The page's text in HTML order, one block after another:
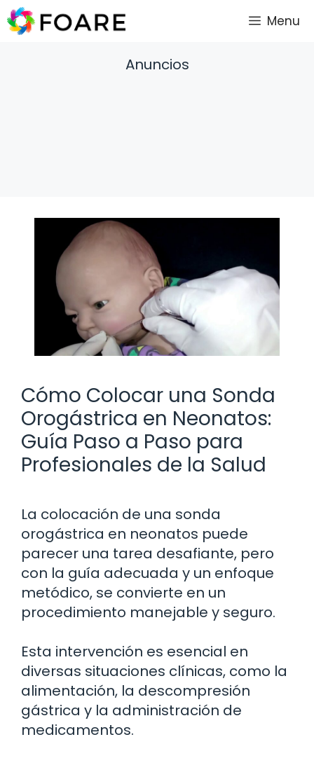
Saltar
al
Menu
Anuncios
Cómo Colocar una Sonda
Orogástrica en Neonatos:
Guía Paso a Paso para
Profesionales de la Salud
La colocación de una sonda
orogástrica en neonatos puede
parecer una tarea desafiante, pero
con la guía adecuada y un enfoque
metódico, se convierte en un
procedimiento manejable y seguro.
Esta intervención es esencial en
diversas situaciones clínicas, como la
alimentación, la descompresión
gástrica y la administración de
medicamentos.